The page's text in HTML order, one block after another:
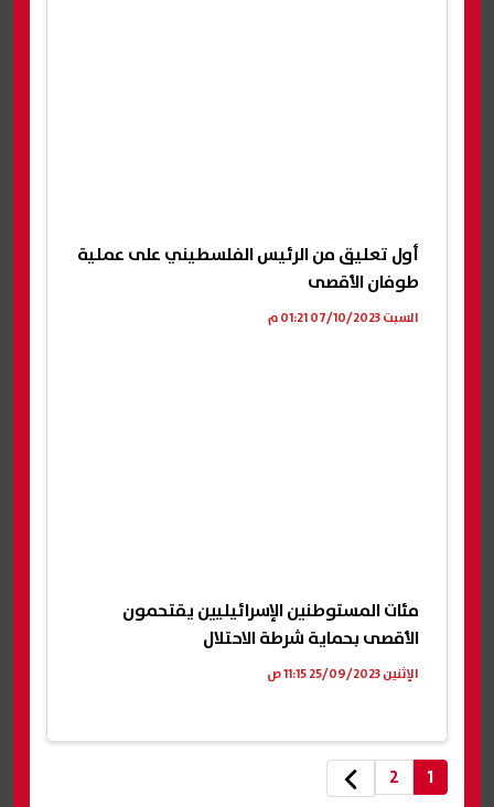
أول تعليق من الرئيس الفلسطيني على عملية
طوفان الأقصى
السبت 07/10/2023 01:21 م
مئات المستوطنين الإسرائيليين يقتحمون
الأقصى بحماية شرطة الاحتلال
الإثنين 25/09/2023 11:15 ص
1
2